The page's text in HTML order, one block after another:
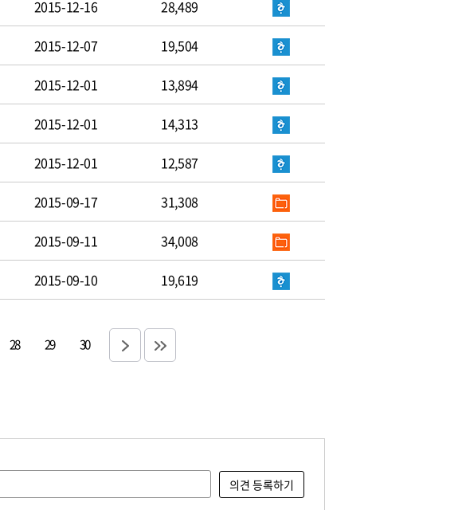
2015-12-16 28,489
2015-12-07 19,504
2015-12-01 13,894
2015-12-01 14,313
2015-12-01 12,587
2015-09-17 31,308
2015-09-11 34,008
2015-09-10 19,619
28 29 30